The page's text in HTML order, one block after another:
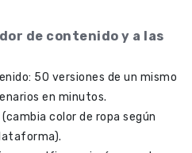
de contenido y a las
50 versiones de un mismo
en minutos.
color de ropa según